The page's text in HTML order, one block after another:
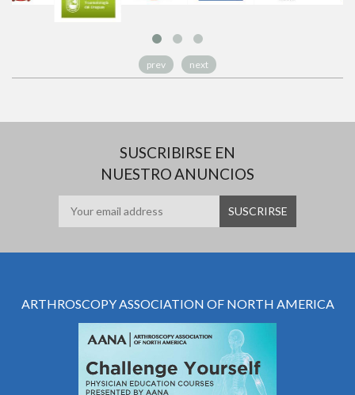
prev next
SUSCRIBIRSE EN
NUESTRO ANUNCIOS
ARTHROSCOPY ASSOCIATION OF NORTH AMERICA